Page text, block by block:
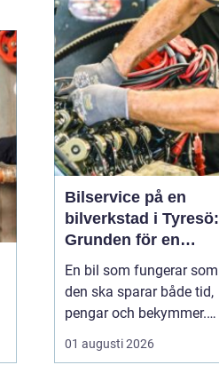
partner från en tillfällig
lösning, hur en
installation bör gå till
och vilka...
Bilservice på en
bilverkstad i Tyresö:
Grunden för en
trygg och hållbar
bilvardag
En bil som fungerar som
den ska sparar både tid,
pengar och bekymmer.
För många förare blir
servicefrågan ändå
01 augusti 2026